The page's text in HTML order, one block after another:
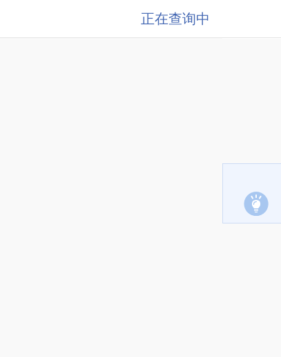
正在查询中